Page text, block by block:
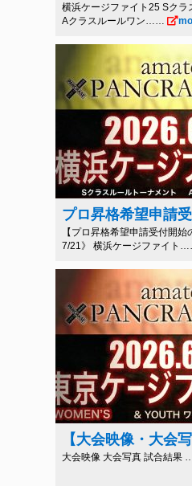
横浜ケージファイト25 Sクラ
Aクラスルールワン……
プロ昇格希望申請
【プロ昇格希望申請受付開
7/21》 横浜ケージファイト
【大会映像・大
大会映像 大会写真 試合結果